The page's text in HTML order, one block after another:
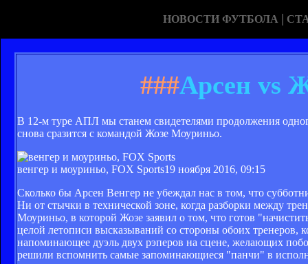
НОВОСТИ ФУТБОЛА |
###Арсен vs
В 12-м туре АПЛ мы станем свидетелями продолжения
снова сразится с командой Жозе Моуриньо.
венгер и моуриньо, FOX Sports19 ноября 2016, 09:15
Сколько бы Арсен Венгер не убеждал нас в том, что
Ни от стычки в технической зоне, когда разборки между
Моуриньо, в которой Жозе заявил о том, что готов
целой летописи высказываний со стороны обоих тренеров,
напоминающее дуэль двух рэперов на сцене, желающих
решили вспомнить самые запоминающиеся "панчи" в